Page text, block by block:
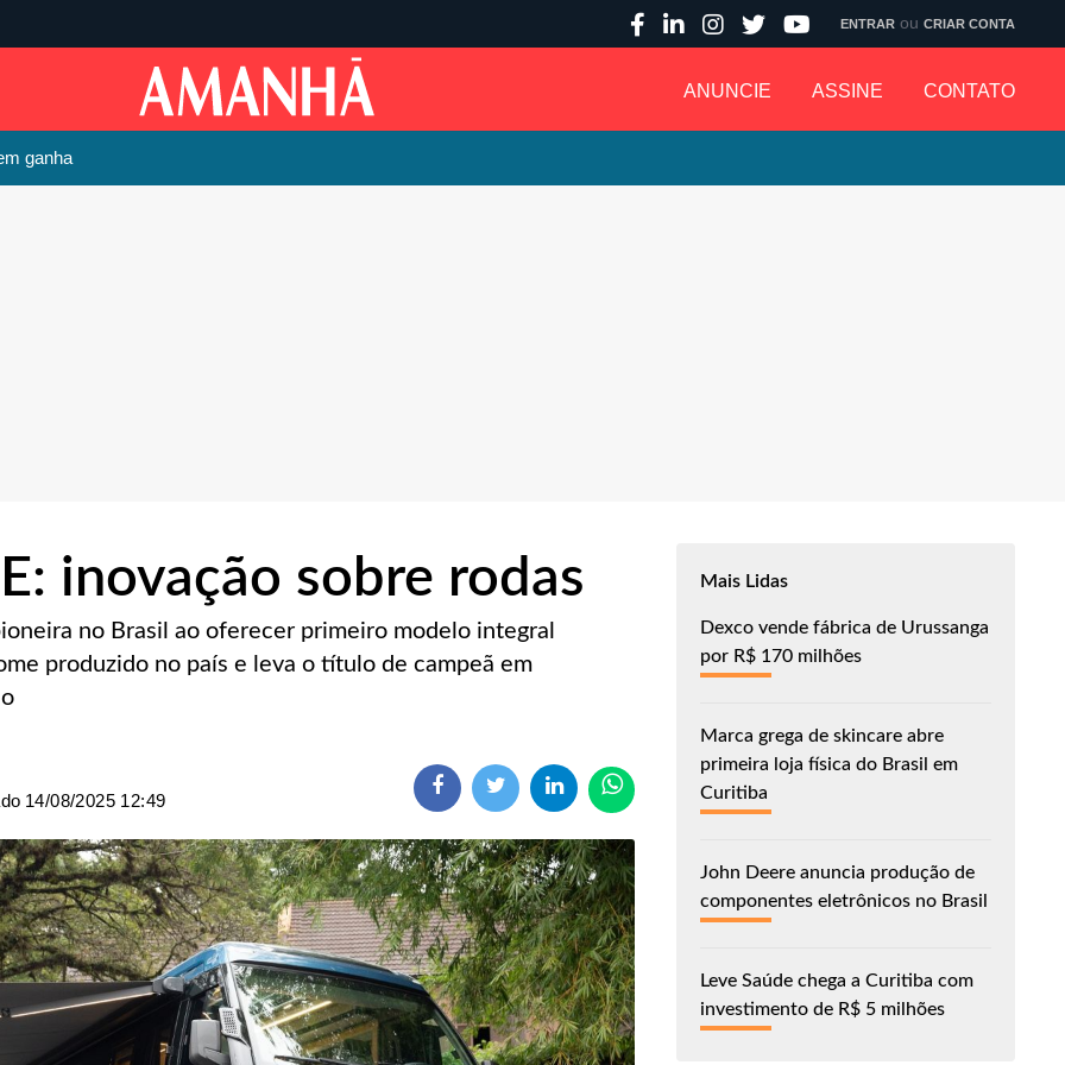
ANUNCIE ASSINE CONTATO
ENTRAR ou CRIAR CONTA
ganha
inovação sobre rodas
no Brasil ao oferecer primeiro modelo integral
produzido no país e leva o título de campeã em
14/08/2025 12:49
Mais Lidas
Dexco vende fábrica de Urussanga
por R$ 170 milhões
Marca grega de skincare abre
primeira loja física do Brasil em
Curitiba
John Deere anuncia produção de
componentes eletrônicos no Brasil
Leve Saúde chega a Curitiba com
investimento de R$ 5 milhões